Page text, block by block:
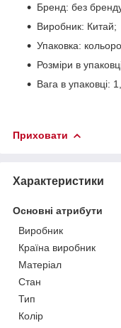
Бренд: без
Виробник: Китай;
Упаковка:
Розміри в
Вага в упаковці:
Приховати
Характеристики
Основні атрибути
Виробник
Країна виробник
Матеріал
Стан
Тип
Колір